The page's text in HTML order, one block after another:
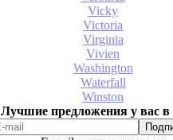
Vicky
Victoria
Virginia
Vivien
Washington
Waterfall
Winston
Лучшие предложения у вас в